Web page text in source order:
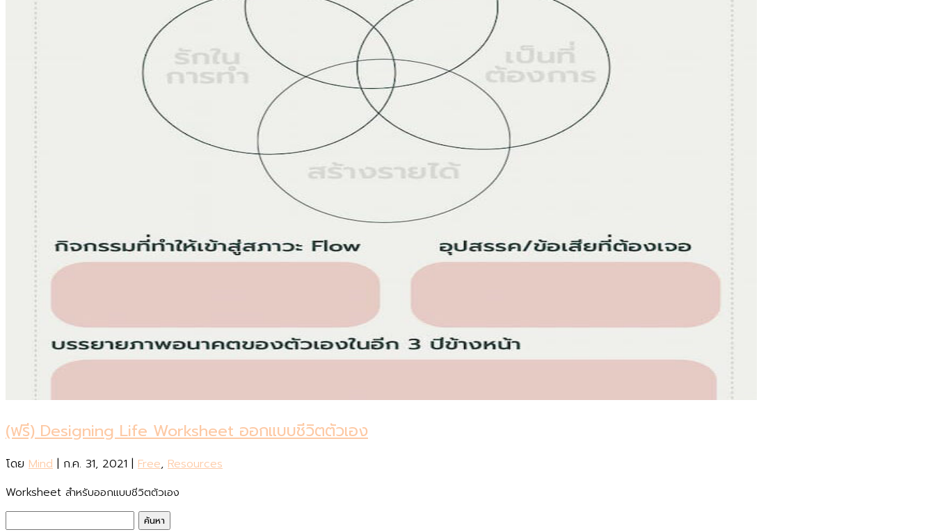
(ฟรี) Designing Life Worksheet ออกแบบชีวิตตัวเอง
โดย Mind | ก.ค. 31, 2021 | Free, Resources
Worksheet สำหรับออกแบบชีวิตตัวเอง